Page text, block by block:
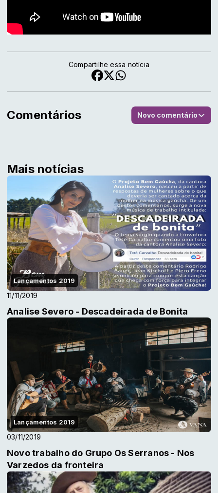
Compartilhe essa notícia
Comentários Novo comentário
Mais notícias
Lançamentos 2019
11/11/2019
Analise Severo - Descadeirada de Bonita
Lançamentos 2019
03/11/2019
Novo trabalho do Grupo Os Serranos - Nos
Varzedos da fronteira